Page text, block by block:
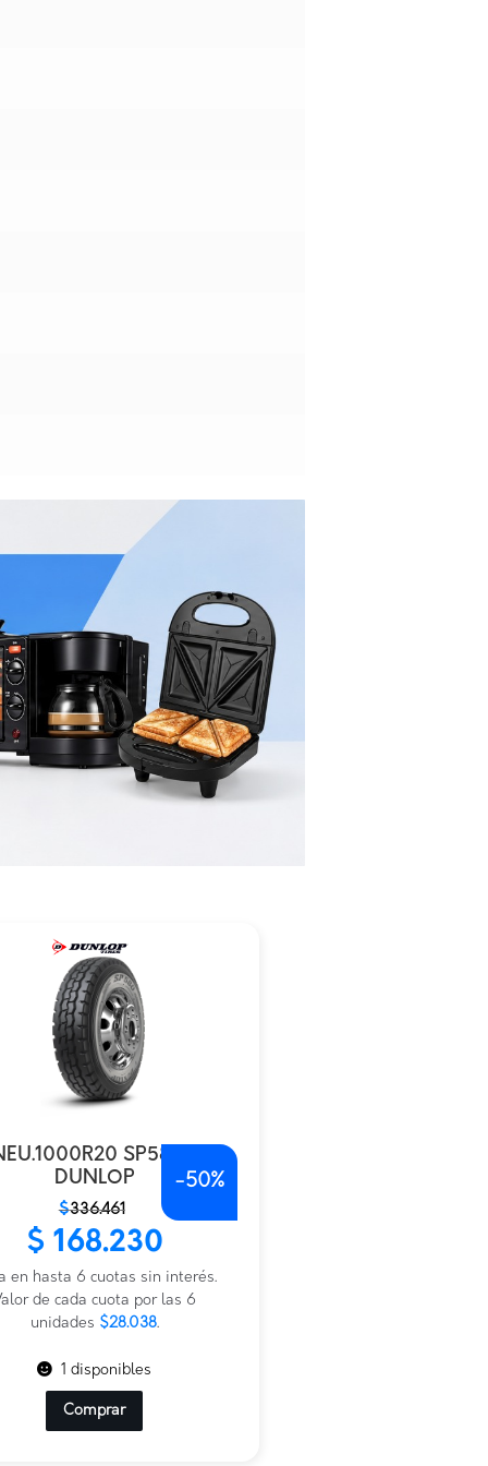
SP580A
DUNLOP
$336.461
$ 168.230
en hasta 6 cuotas sin interés.
de cada cuota por las 6
unidades $28.038.
-50%
1 disponibles
Comprar